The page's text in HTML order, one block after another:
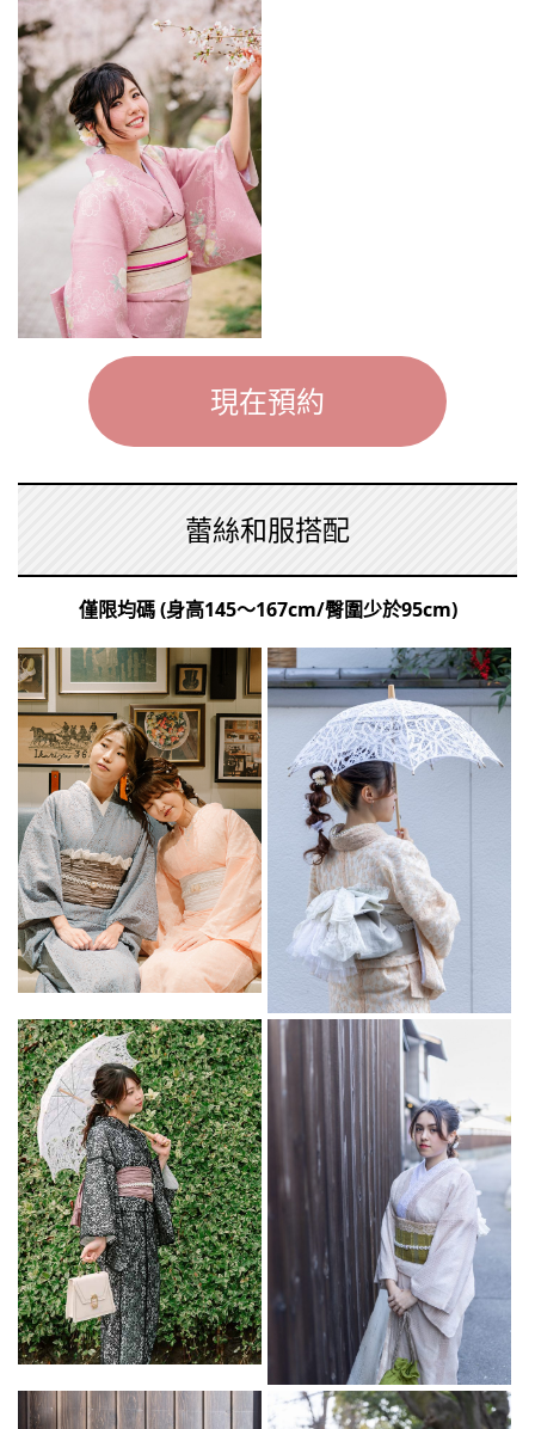
現在預約
蕾絲和服搭配
僅限均碼 (身高145～167cm/臀圍少於95cm)